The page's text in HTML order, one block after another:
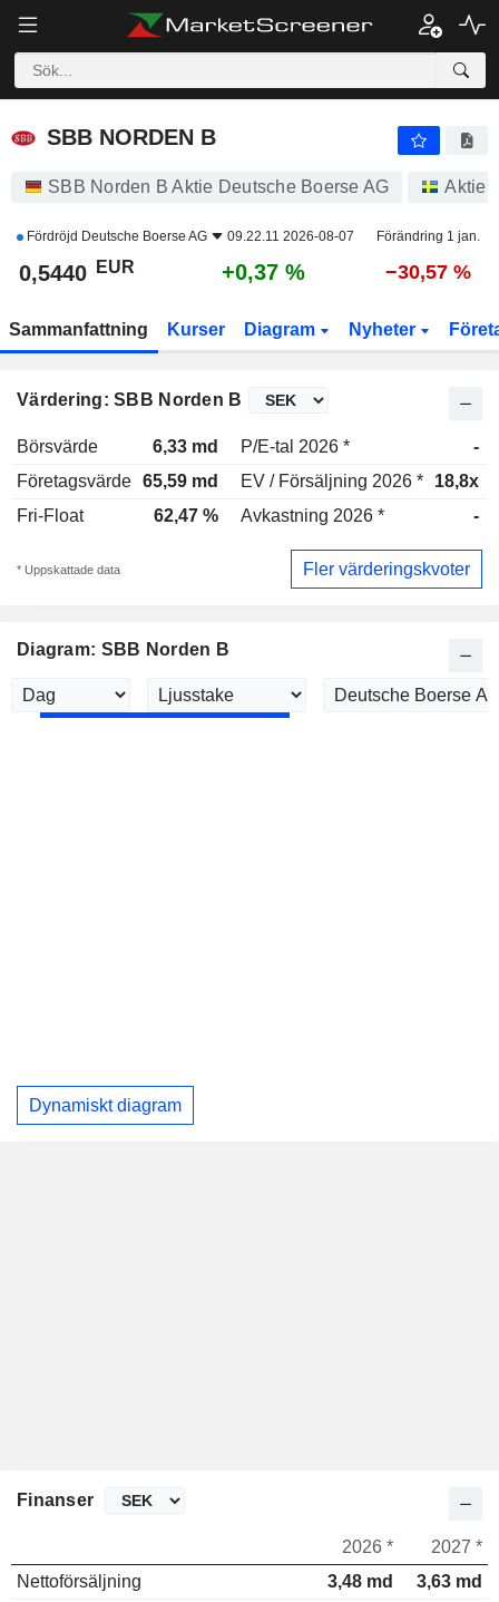
SBB NORDEN B
SBB NORDEN B
SBB Norden B Aktie Deutsche Boerse AG Aktier
Fördröjd Deutsche Boerse AG 09.22.11 2026-08-07 Förändring 1 jan.
0,5440 EUR +0,37 % −30,57 %
Sammanfattning Kurser Diagram Nyheter
Värdering: SBB Norden B
Börsvärde 6,33 md P/E-tal 2026 *
-
Företagsvärde 65,59 md EV / Försäljning 2026 *
18,8x
Fri-Float
62,47 % Avkastning 2026 * -
* Uppskattade data Fler värderingskvoter
Diagram: SBB Norden B
Dynamiskt diagram
Finanser
2026 *
2027 *
Nettoförsäljning
3,48 md
3,63 md